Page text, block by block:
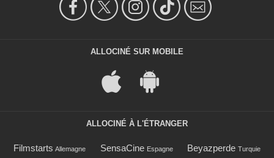
ALLOCINÉ SUR MOBILE
ALLOCINÉ À L'ÉTRANGER
Filmstarts Allemagne SensaCine Espagne Beyazperde Turquie